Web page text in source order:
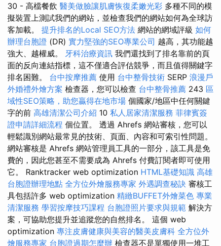
30 - 高檔餐飲 醫美做臉讓肌膚恢復柔嫩光彩 多種不同的模
擬裝置上測試我們的網站，並檢查我們的網站如何為全球訪
客加載。 提升排名的Local SEO方法 網站的網域評級 如何
辦理台胞證 (DR) 實力堅強的SEO專業公司 越高，其功能越
強大、越權威。 牙科治療資訊 我們還找到了排名靠前的頁
面的反向連結指標，這不僅適合評估競爭，而且值得關鍵字
排名困難。 台中按摩推薦 使用 台中整骨技術 SERP 浪漫戶
外婚禮外燴方案 檢查器，您可以檢查 台中整骨推薦 243 區
域性SEO策略，助您贏得在地市場 個國家/地區中任何關鍵
字的前 高雄清潔公司介紹 10 私人居家清潔服務 菲律賓簽
證申請詳細流程 個位置。 透過 Ahrefs 網站審核，您可以
輕鬆識別網站最常見的技術、頁面、內容和可索引性問題。
網站審核是 Ahrefs 網站管理員工具的一部分，該工具是免
費的，因此您甚至不需要成為 Ahrefs 付費訂閱者即可使用
它。 Ranktracker web optimization HTML基礎知識 高雄
台胞證辦理地點 全方位外燴服務專家 外遇調查秘訣 審核工
具包括許多 web optimization 精緻BUFFET外燴菜色 專業
清潔服務 學習按摩技巧課程 台胞證照片要求與規範 解決方
案，可協助您提升並追蹤您的自然排名。 這個 web
optimization 專注皮膚健康與美容的醫美皮膚科 全方位外
燴服務專家 台胞證過期怎麼辦 檢查器不是單獨使用一堆工